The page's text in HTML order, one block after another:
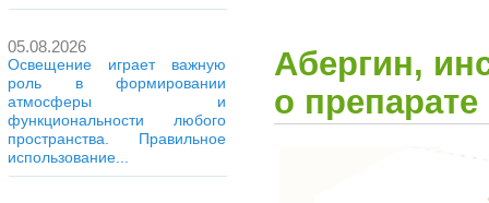
05.08.2026
Освещение играет важную
роль в формировании
атмосферы и
функциональности любого
пространства. Правильное
использование...
Абергин,
о препарате